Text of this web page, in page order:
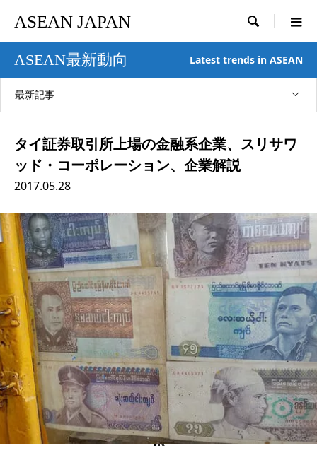
ASEAN JAPAN 
ASEAN最新動向 Latest trends in ASEAN
最新記事
タイ証券取引所上場の金融系企業、スリサワ
ッド・コーポレーション、企業解説
2017.05.28